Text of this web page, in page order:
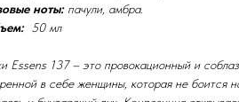
ноты:пачули, амбра.
50 мл
Essens 137 – это провокационный и
в себе женщины, которая не боится